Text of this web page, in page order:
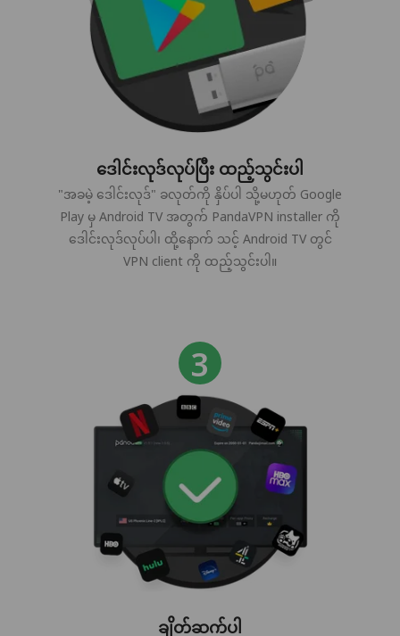
ဒေါင်းလုဒ်လုပ်ပြီး ထည့်သွင်းပါ
"အခမဲ့ ဒေါင်းလုဒ်" ခလုတ်ကို နှိပ်ပါ သို့မဟုတ် Google
Play မှ Android TV အတွက် PandaVPN installer ကို
ဒေါင်းလုဒ်လုပ်ပါ၊ ထို့နောက် သင့် Android TV တွင်
VPN client ကို ထည့်သွင်းပါ။
ချိတ်ဆက်ပါ